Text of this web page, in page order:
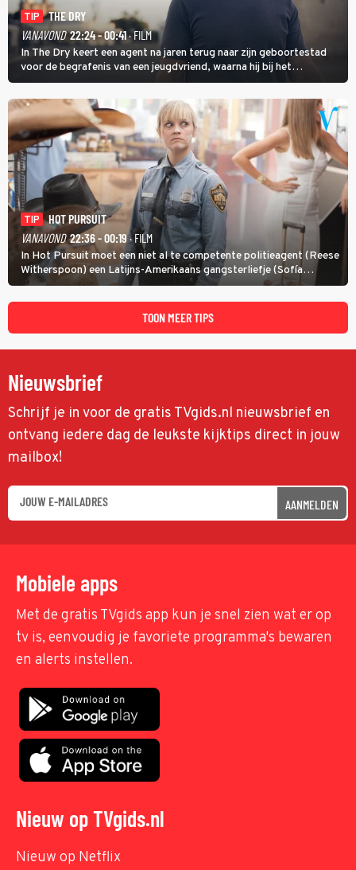
TIP
THE DRY
VANAVOND 22:24 - 00:41· FILM
In The Dry keert een agent na jaren terug naar zijn geboortestad
voor de begrafenis van een jeugdvriend, waarna hij bij het
onderzoeken van diens dood een verband begint te vermoeden
met een oude zaak.
TIP
HOT PURSUIT
VANAVOND 22:36 - 00:19· FILM
In Hot Pursuit moet een niet al te competente politieagent (Reese
Witherspoon) een Latijns-Amerikaans gangsterliefje (Sofía
Vergara) beschermen tegen corrupte agenten en moordlustige
maffiatypes.
TOON MEER TIPS
Nieuwsbrief
Schrijf je in voor de gratis TVgids.nl nieuwsbrief en
ontvang iedere dag de leukste kijktips direct in jouw
mailbox!
AANMELDEN
Mobiele apps
Met de gratis TVgids app kun je snel zien wat er op
tv is, eenvoudig je favoriete programma's bewaren
en alerts instellen.
Nieuw op TVgids.nl
Nieuw op Netflix